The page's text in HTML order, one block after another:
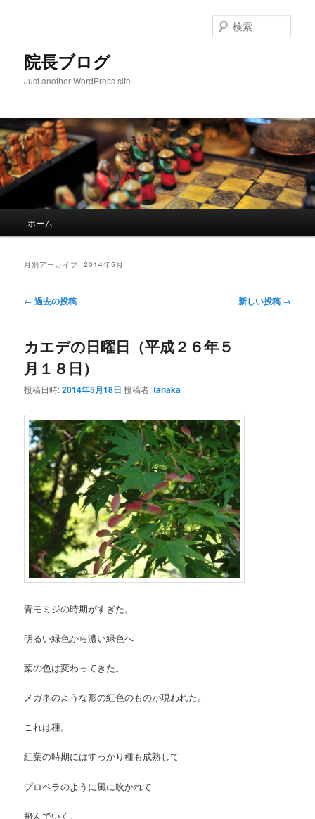
院長ブログ
Just another WordPress site
索
メ
ン
テ
ツ
へ
移
動
サ
テ
ン
へ
移
動
ホーム
月別アーカイブ:2014年5月
投
ビ
ゲ
ー
シ
ン
← 過去の投稿 新しい投稿 →
カエデの日曜日（平成２６年５
月１８日）
投稿日時:2014年5月18日 投稿者:tanaka
青モミジの時期がすぎた。
明るい緑色から濃い緑色へ
葉の色は変わってきた。
メガネのような形の紅色のものが現われた。
これは種。
紅葉の時期にはすっかり種も成熟して
プロペラのように風に吹かれて
飛んでいく。